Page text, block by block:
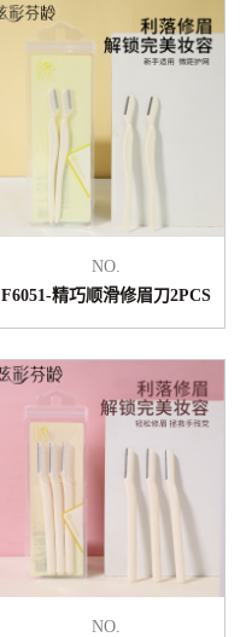
NO.
F6051-精巧顺滑修眉刀2PCS
NO.